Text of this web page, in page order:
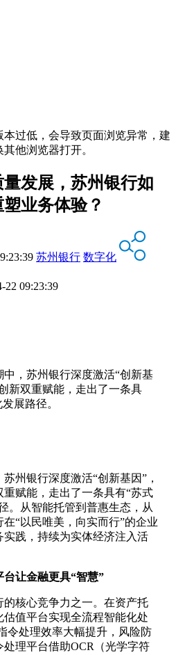
过低，会导致页面浏览异常，建
他浏览器打开。
发展，苏州银行如
业务体验？
苏州银行 数字化
09:23:39
，苏州银行深度激活“创新基
新双重赋能，走出了一条具
展路径。
州银行深度激活“创新基因”，
赋能，走出了一条具有“苏式
。从智能托管到普惠生态，从
“以民唯美，向实而行”的企业
践，持续为实体经济注入活
让金融更具“智慧”
的核心竞争力之一。在资产托
值平台实现全流程智能化处
令处理效率大幅提升，风险防
理平台借助OCR（光学字符